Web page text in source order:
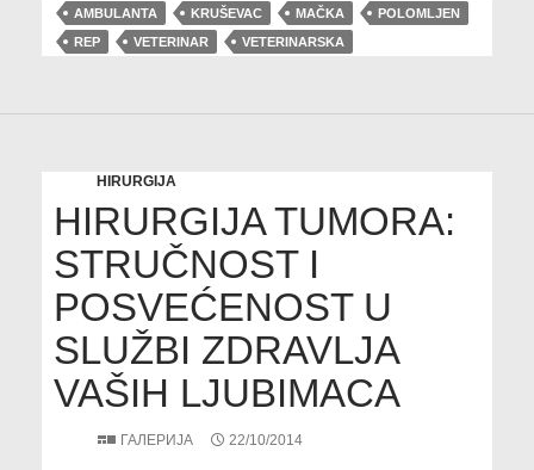
AMBULANTA KRUŠEVAC MAČKA
POLOMLJEN
REP
VETERINAR VETERINARSKA
HIRURGIJA
HIRURGIJA TUMORA:
STRUČNOST I
POSVEĆENOST U
SLUŽBI ZDRAVLJA
VAŠIH LJUBIMACA
ГАЛЕРИЈА 22/10/2014